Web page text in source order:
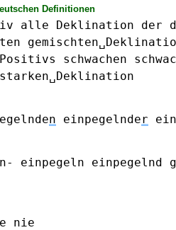
Definitionen
alle Deklination der
Positivs schwachen
starken␣Deklination
n einpegelnder
einpegeln einpegelnd
nie